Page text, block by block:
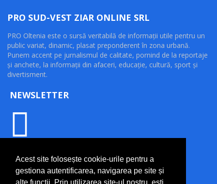
Acest site folosește cookie-urile pentru a
gestiona autentificarea, navigarea pe site și
PRO SUD-VEST ZIAR ONLINE SRL
PRO Oltenia este o sursă veritabilă de informaţii utile pentru un
public variat, dinamic, plasat preponderent în zona urbană.
Punem accent pe jurnalismul de calitate, pornind de la reportaje
şi anchete, la informaţii din afaceri, educaţie, cultură, sport şi
divertisment.
NEWSLETTER
INFORMAȚII UTILE
Termeni și condiții